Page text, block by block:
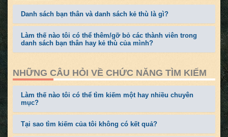
Danh sách bạn thân và danh sách kẻ thù là gì?
Làm thế nào tôi có thể thêm/gỡ bỏ các thành viên trong
danh sách bạn thân hay kẻ thù của mình?
NHỮNG CÂU HỎI VỀ CHỨC NĂNG TÌM KIẾM
Làm thế nào tôi có thể tìm kiếm một hay nhiều chuyên
mục?
Tại sao tìm kiếm của tôi không có kết quả?